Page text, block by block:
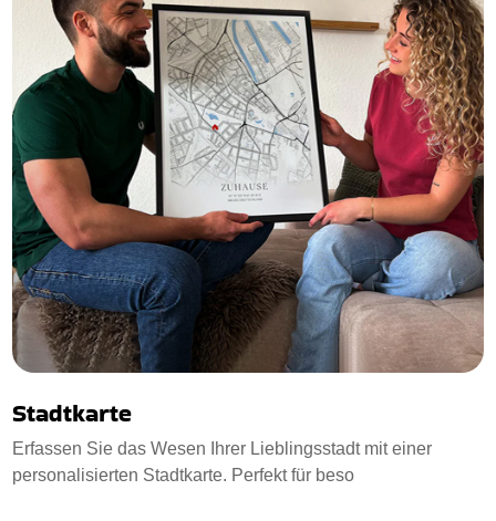
Stadtkarte
Erfassen Sie das Wesen Ihrer Lieblingsstadt mit einer
personalisierten Stadtkarte. Perfekt für beso